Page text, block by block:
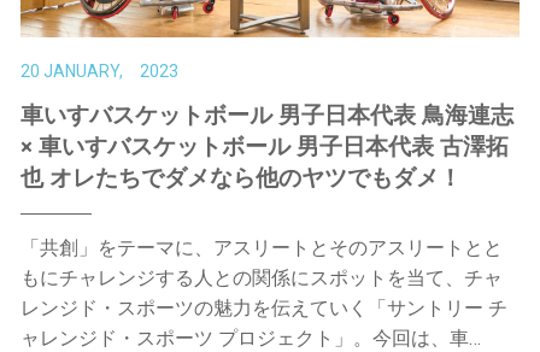
20 JANUARY, 2023
車いすバスケットボール 男子日本代表 鳥海連志
× 車いすバスケットボール 男子日本代表 古澤拓
也 オレたちでダメなら他のヤツでもダメ！
「共創」をテーマに、アスリートとそのアスリートとと
もにチャレンジする人との関係にスポットを当て、チャ
レンジド・スポーツの魅力を伝えていく「サントリー チ
ャレンジド・スポーツ プロジェクト」。今回は、車…